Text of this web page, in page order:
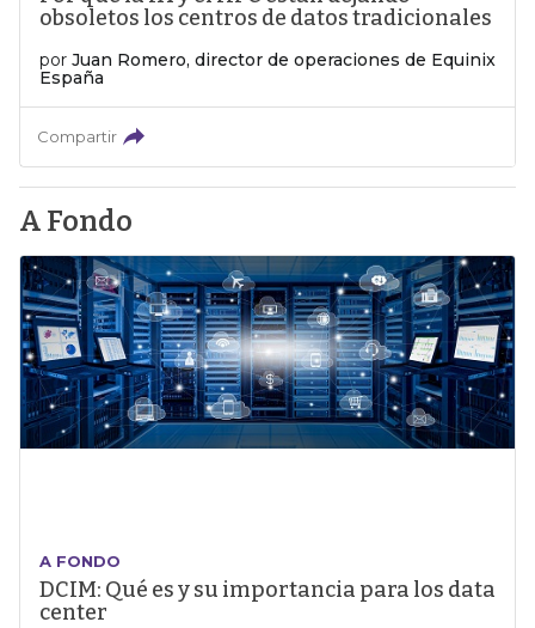
obsoletos los centros de datos tradicionales
por Juan Romero, director de operaciones de Equinix
España
Compartir
A Fondo
A FONDO
DCIM: Qué es y su importancia para los data
center